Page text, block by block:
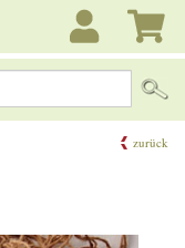
Suche...
zurück